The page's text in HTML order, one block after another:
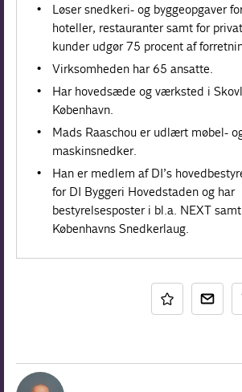
Løser snedkeri- og byggeopgaver
hoteller, restauranter samt for
kunder udgør 75 procent af
Virksomheden har 65 ansatte.
Har hovedsæde og værksted i
København.
Mads Raaschou er udlært møbel-
maskinsnedker.
Han er medlem af DI’s
for DI Byggeri Hovedstaden og har
bestyrelsesposter i bl.a. NEXT
Københavns Snedkerlaug.